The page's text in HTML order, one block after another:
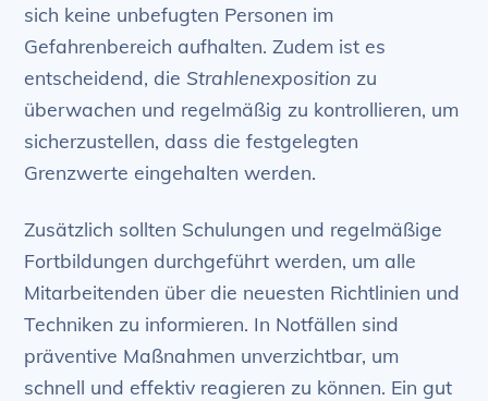
sich keine unbefugten Personen im
Gefahrenbereich aufhalten. Zudem ist es
entscheidend, dieStrahlenexposition zu
überwachen und regelmäßig zu kontrollieren, um
sicherzustellen, dass die festgelegten
Grenzwerte eingehalten werden.
Zusätzlich sollten Schulungen und regelmäßige
Fortbildungen durchgeführt werden, um alle
Mitarbeitenden über die neuesten Richtlinien und
Techniken zu informieren. In Notfällen sind
präventive Maßnahmen unverzichtbar, um
schnell und effektiv reagieren zu können. Ein gut